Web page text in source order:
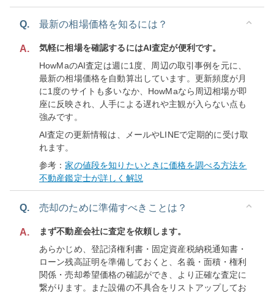
Q. 最新の相場価格を知るには？
A.
気軽に相場を確認するにはAI査定が便利です。
HowMaのAI査定は週に1度、周辺の取引事例を元に、
最新の相場価格を自動算出しています。更新頻度が月
に1度のサイトも多いなか、HowMaなら周辺相場が即
座に反映され、人手による遅れや主観が入らない点も
強みです。
AI査定の更新情報は、メールやLINEで定期的に受け取
れます。
参考：家の値段を知りたいときに価格を調べる方法を
不動産鑑定士が詳しく解説
Q. 売却のために準備すべきことは？
A.
まず不動産会社に査定を依頼します。
あらかじめ、登記済権利書・固定資産税納税通知書・
ローン残高証明を準備しておくと、名義・面積・権利
関係・売却希望価格の確認ができ、より正確な査定に
繋がります。また設備の不具合をリストアップしてお